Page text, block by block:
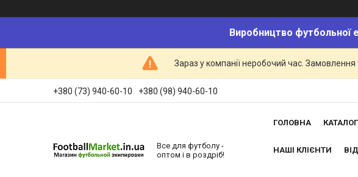
Виробництво футбольної
Зараз у компанії неробочий час.
+380 (73) 940-60-10 +380 (98) 940-60-10
Все для футболу -
оптом і в роздріб!
ГОЛОВНА
НАШІ КЛІЄНТИ